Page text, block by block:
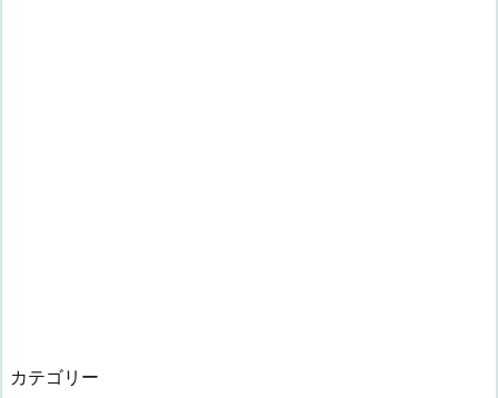
カテゴリー